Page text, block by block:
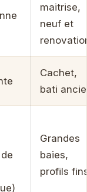
maitrise,
neuf et
Cachet,
bati
Grandes
baies,
profils